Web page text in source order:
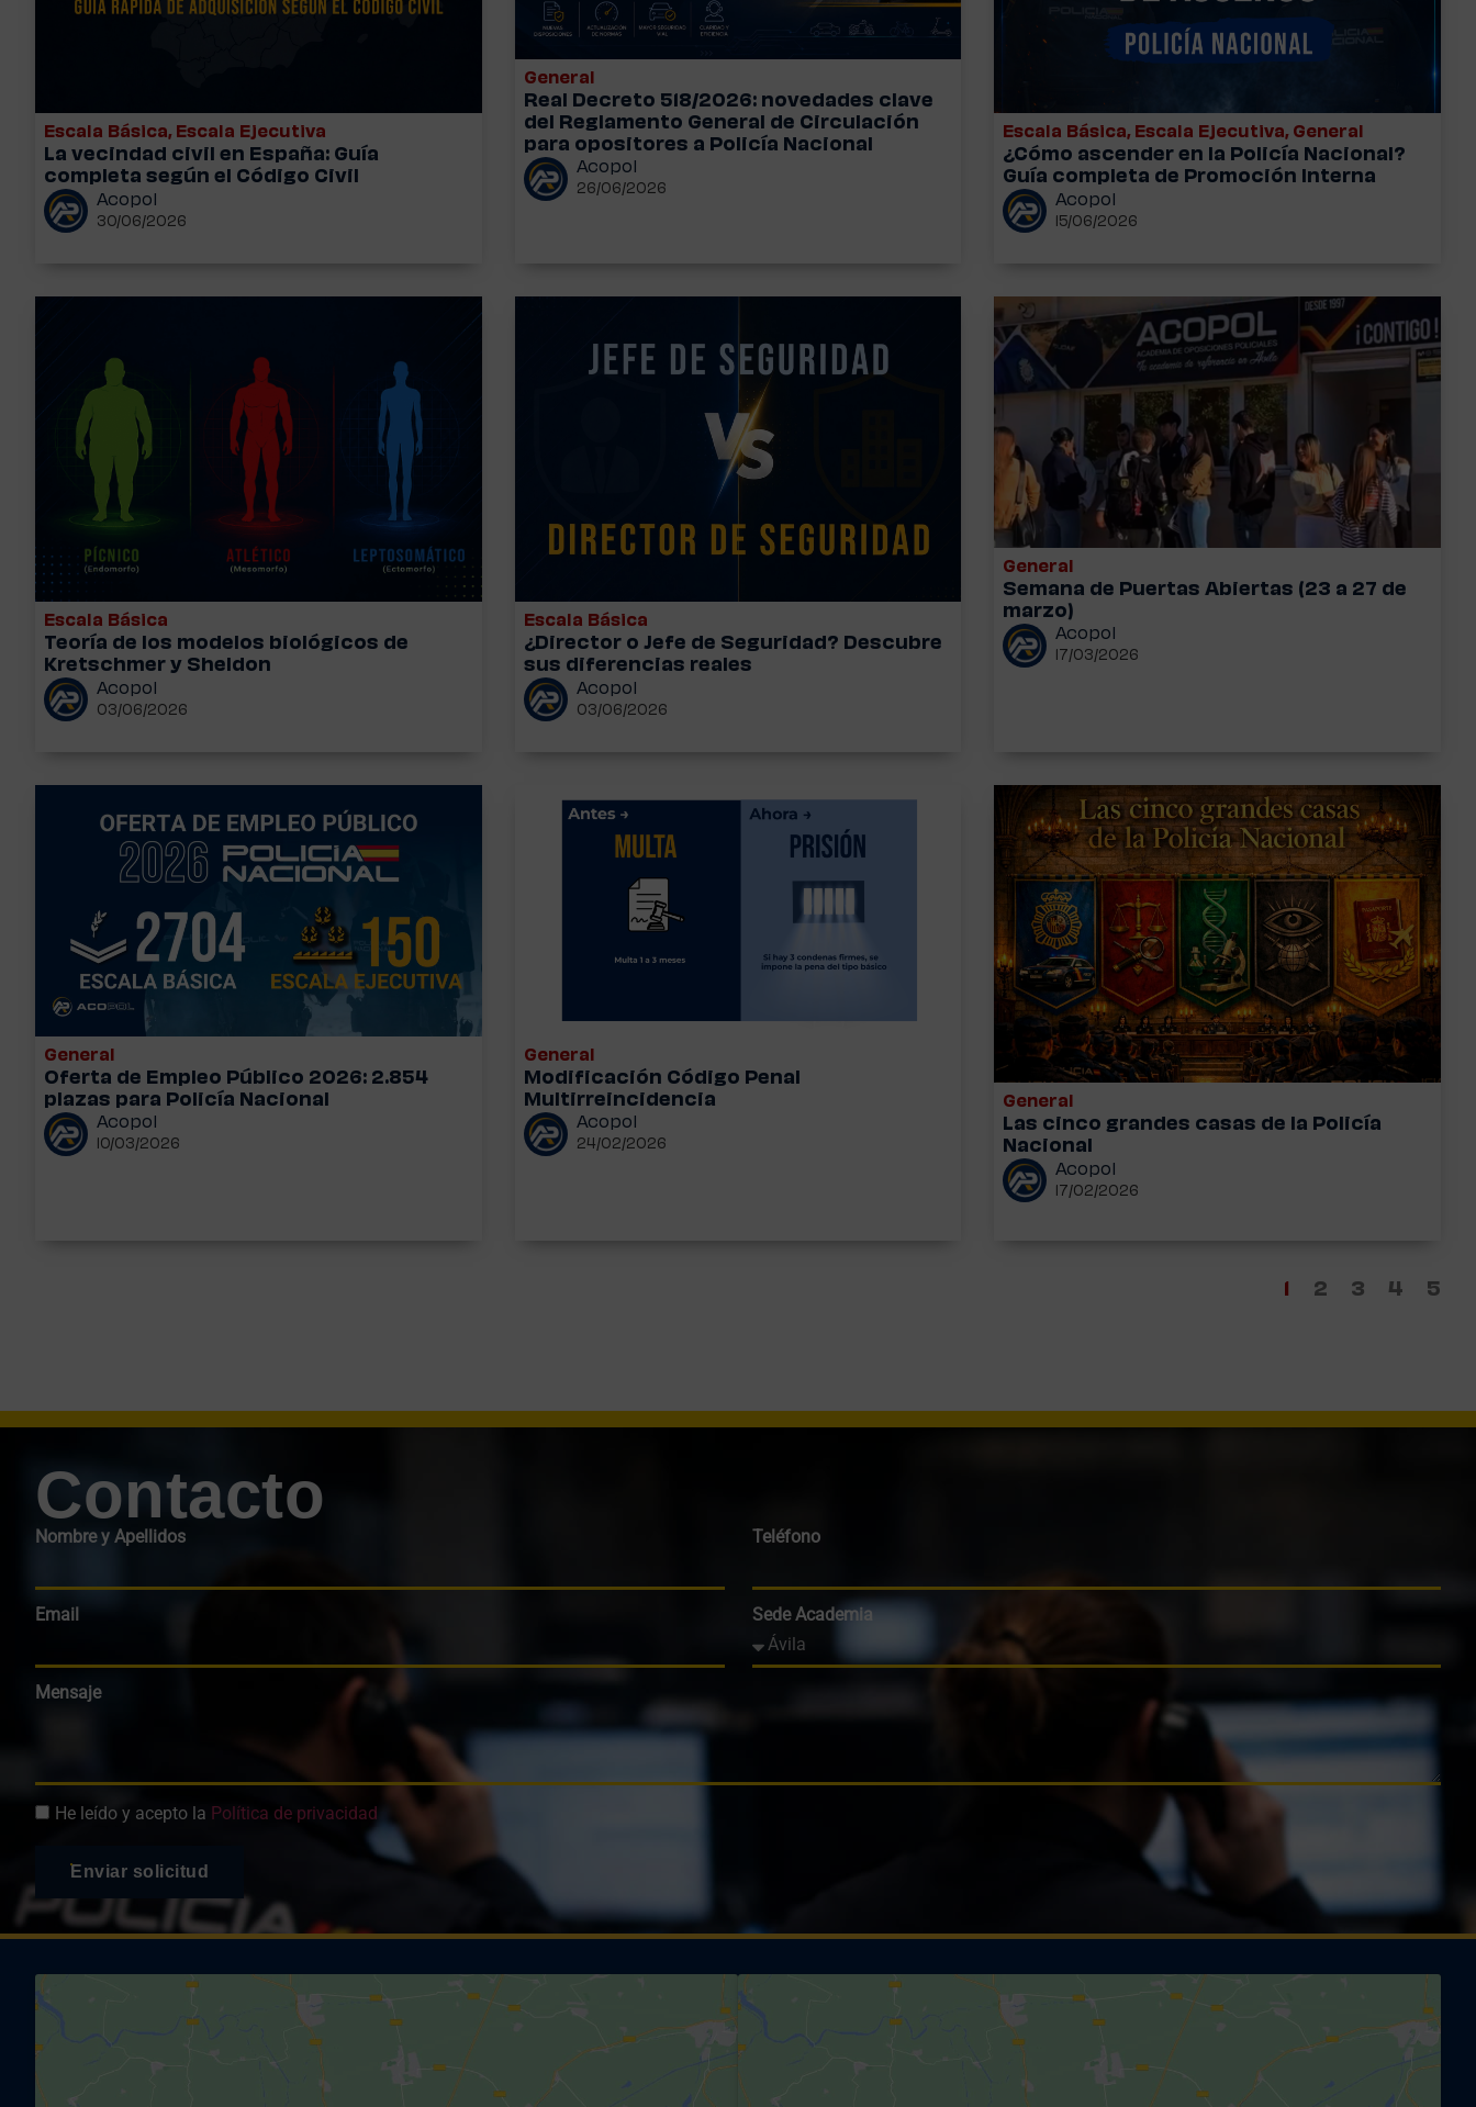
Escala Básica, Escala Ejecutiva
La vecindad civil en España: Guía
completa según el Código Civil
Acopol
30/06/2026
General
Real Decreto 518/2026: novedades clave
del Reglamento General de Circulación
para opositores a Policía Nacional
Acopol
26/06/2026
Escala Básica, Escala Ejecutiva, General
¿Cómo ascender en la Policía Nacional?
Guía completa de Promoción Interna
Acopol
15/06/2026
Escala Básica
Teoría de los modelos biológicos de
Kretschmer y Sheldon
Acopol
03/06/2026
Escala Básica
¿Director o Jefe de Seguridad? Descubre
sus diferencias reales
Acopol
03/06/2026
General
Semana de Puertas Abiertas (23 a 27 de
marzo)
Acopol
17/03/2026
General
Oferta de Empleo Público 2026: 2.854
plazas para Policía Nacional
Acopol
10/03/2026
General
Modificación Código Penal
Multirreincidencia
Acopol
24/02/2026
General
Las cinco grandes casas de la Policía
Nacional
Acopol
17/02/2026
2 3 4 5
Contacto
Nombre y Apellidos Teléfono
Email Sede Academia
Mensaje
He leído y acepto la Política de privacidad
Enviar solicitud